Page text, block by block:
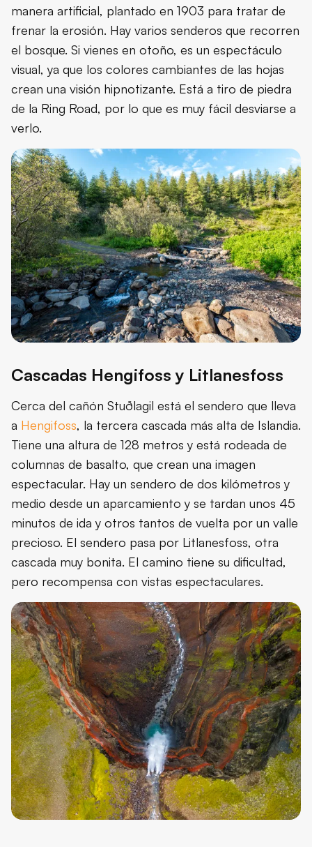
manera artificial, plantado en 1903 para tratar de
frenar la erosión. Hay varios senderos que recorren
el bosque. Si vienes en otoño, es un espectáculo
visual, ya que los colores cambiantes de las hojas
crean una visión hipnotizante. Está a tiro de piedra
de la Ring Road, por lo que es muy fácil desviarse a
verlo.
Cascadas Hengifoss y Litlanesfoss
Cerca del cañón Stuðlagil está el sendero que lleva
a Hengifoss, la tercera cascada más alta de Islandia.
Tiene una altura de 128 metros y está rodeada de
columnas de basalto, que crean una imagen
espectacular. Hay un sendero de dos kilómetros y
medio desde un aparcamiento y se tardan unos 45
minutos de ida y otros tantos de vuelta por un valle
precioso. El sendero pasa por Litlanesfoss, otra
cascada muy bonita. El camino tiene su dificultad,
pero recompensa con vistas espectaculares.